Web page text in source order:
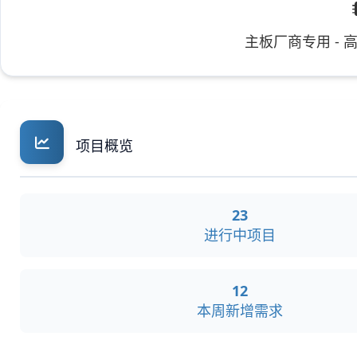
主板厂商专用 -
项目概览
23
进行中项目
12
本周新增需求